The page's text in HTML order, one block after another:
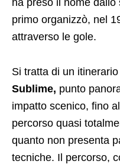
primo organizzò, nel
attraverso le gole.
Si tratta di un
Sublime, punto
impatto scenico, fino
percorso quasi
quanto non presenta
tecniche. Il percorso,